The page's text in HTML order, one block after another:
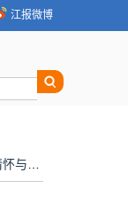
江报微博